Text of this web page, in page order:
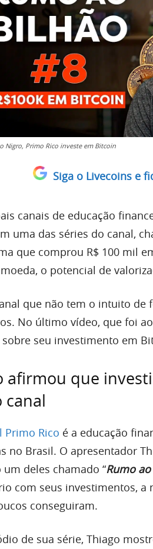
Nigro, Primo Rico investe em Bitcoin
Siga o Livecoins e
canais de educação
uma das séries do canal,
que comprou R$ 100 mil
o potencial de
que não tem o intuito de
No último vídeo, que foi
sobre seu investimento em
afirmou que
canal
Primo Rico é a educação
no Brasil. O apresentador
deles chamado “Rumo
com seus investimentos, a
conseguiram.
de sua série, Thiago